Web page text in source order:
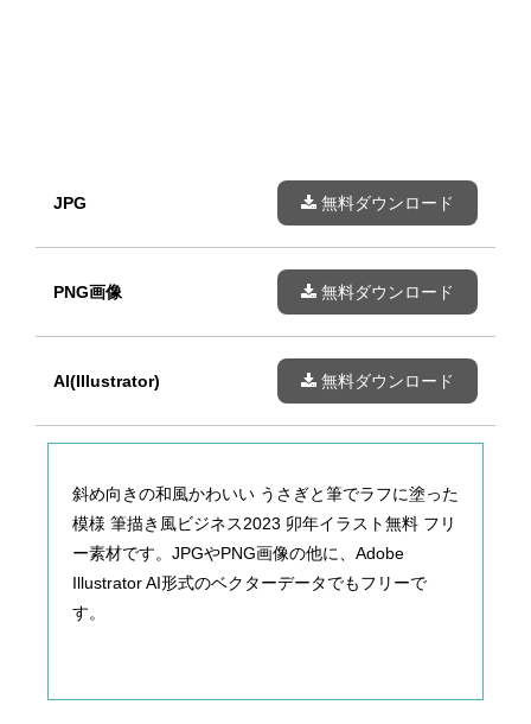
JPG 無料ダウンロード
PNG画像 無料ダウンロード
AI(Illustrator) 無料ダウンロード
斜め向きの和風かわいい うさぎと筆でラフに塗った
模様 筆描き風ビジネス2023 卯年イラスト無料 フリ
ー素材です。JPGやPNG画像の他に、Adobe
Illustrator AI形式のベクターデータでもフリーで
す。